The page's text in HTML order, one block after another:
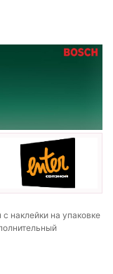
наклейки на упаковке